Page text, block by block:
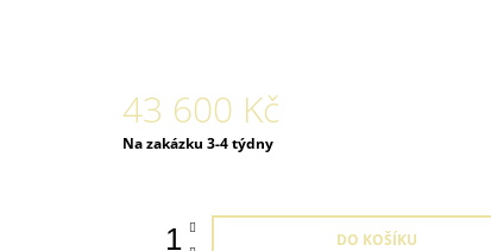
43 600 Kč
Měrná
Na zakázku 3-4 týdny
DO KOŠÍKU